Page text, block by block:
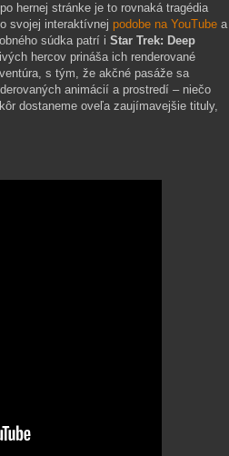
hernej stránke je to rovnaká tragédia
svojej interaktívnej podobe na YouTube a
súdka patrí i Star Trek: Deep
hercov prináša ich renderované
s tým, že akčné pasáže sa
animácií a prostredí – niečo
dostaneme oveľa zaujímavejšie tituly,